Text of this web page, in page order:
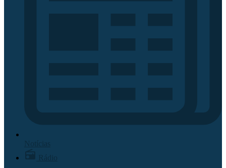
Notícias
Rádio